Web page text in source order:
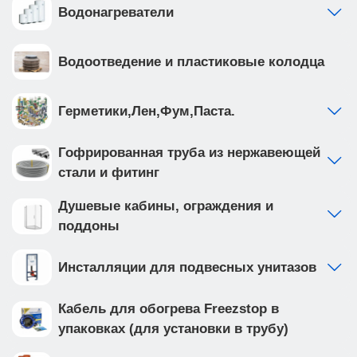
Водонагреватели
Водоотведение и пластиковые колодца
Герметики,Лен,Фум,Паста.
Гофрированная труба из нержавеющей
стали и фитинг
Душевые кабины, ограждения и
поддоны
Инсталляции для подвесных унитазов
Кабель для обогрева Freezstop в
упаковках (для установки в трубу)